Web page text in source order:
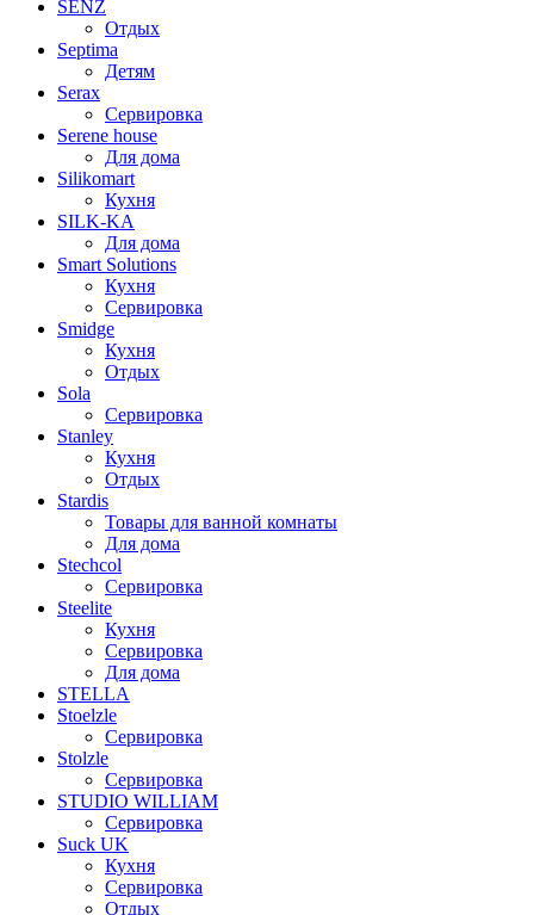
SENZ
Отдых
Septima
Детям
Serax
Сервировка
Serene house
Для дома
Silikomart
Кухня
SILK-KA
Для дома
Smart Solutions
Кухня
Сервировка
Smidge
Кухня
Отдых
Sola
Сервировка
Stanley
Кухня
Отдых
Stardis
Товары для ванной комнаты
Для дома
Stechcol
Сервировка
Steelite
Кухня
Сервировка
Для дома
STELLA
Stoelzle
Сервировка
Stolzle
Сервировка
STUDIO WILLIAM
Сервировка
Suck UK
Кухня
Сервировка
Отдых